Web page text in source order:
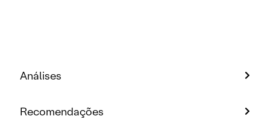
Análises
Recomendações